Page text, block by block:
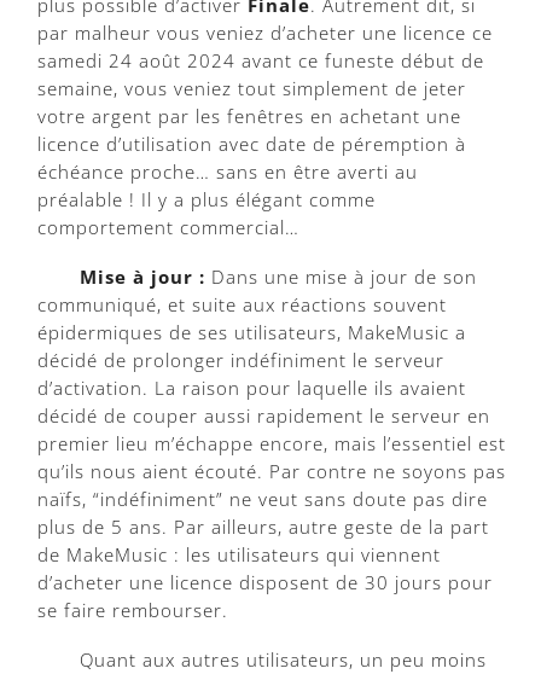
plus possible d’activer Finale. Autrement dit, si
par malheur vous veniez d’acheter une licence ce
samedi 24 août 2024 avant ce funeste début de
semaine, vous veniez tout simplement de jeter
votre argent par les fenêtres en achetant une
licence d’utilisation avec date de péremption à
échéance proche… sans en être averti au
préalable ! Il y a plus élégant comme
comportement commercial…
Mise à jour : Dans une mise à jour de son
communiqué, et suite aux réactions souvent
épidermiques de ses utilisateurs, MakeMusic a
décidé de prolonger indéfiniment le serveur
d’activation. La raison pour laquelle ils avaient
décidé de couper aussi rapidement le serveur en
premier lieu m’échappe encore, mais l’essentiel est
qu’ils nous aient écouté. Par contre ne soyons pas
naïfs, “indéfiniment” ne veut sans doute pas dire
plus de 5 ans. Par ailleurs, autre geste de la part
de MakeMusic : les utilisateurs qui viennent
d’acheter une licence disposent de 30 jours pour
se faire rembourser.
Quant aux autres utilisateurs, un peu moins